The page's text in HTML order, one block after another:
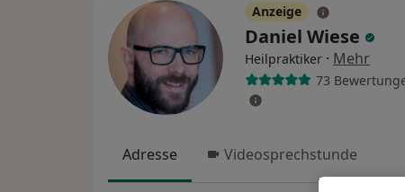
Anzeige
Daniel Wiese
Heilpraktiker · Mehr
73
Adresse Videosprechstunde